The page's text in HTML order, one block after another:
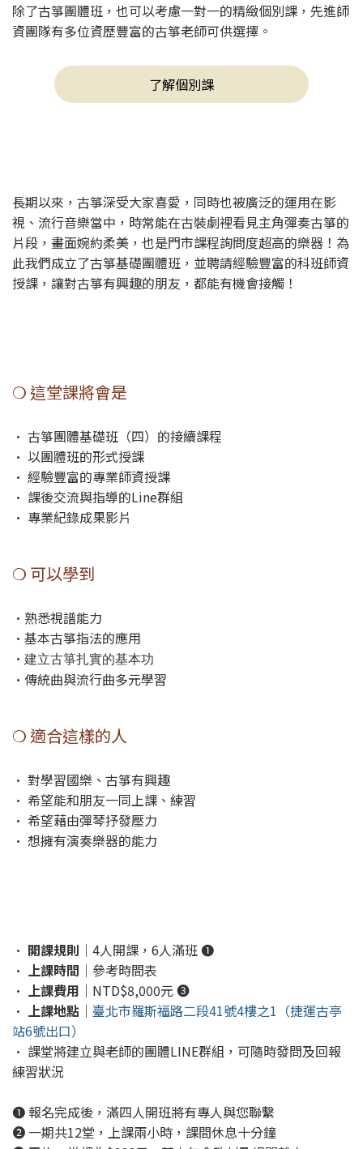
除了古箏團體班，也可以考慮一對一的精緻個別課，先進師
資團隊有多位資歷豐富的古箏老師可供選擇。
了解個別課
長期以來，古箏深受大家喜愛，同時也被廣泛的運用在影
視、流行音樂當中，時常能在古裝劇裡看見主角彈奏古箏的
片段，畫面婉約柔美，也是門市課程詢問度超高的樂器！為
此我們成立了古箏基礎團體班，並聘請經驗豐富的科班師資
授課，讓對古箏有興趣的朋友，都能有機會接觸！
❍ 這堂課將會是
• 古箏團體基礎班（四）的接續課程
• 以團體班的形式授課
• 經驗豐富的專業師資授課
• 課後交流與指導的Line群組
• 專業紀錄成果影片
❍ 可以學到
•熟悉視譜能力
•基本古箏指法的應用
• 建立古箏扎實的基本功
•傳統曲與流行曲多元學習
❍ 適合這樣的人
• 對學習國樂、古箏有興趣
• 希望能和朋友一同上課、練習
• 希望藉由彈琴抒發壓力
• 想擁有演奏樂器的能力
• 開課規則 ｜4人開課，6人滿班 ❶
• 上課時間 ｜參考時間表
• 上課費用 ｜NTD$8,000元 ❸
• 上課地點 ｜ 臺北市羅斯福路二段41號4樓之1（捷運古亭
站6號出口）
• 課堂將建立與老師的團體LINE群組，可隨時發問及回報
練習狀況
❶ 報名完成後，滿四人開班將有專人與您聯繫
❷ 一期共12堂，上課兩小時，課間休息十分鐘